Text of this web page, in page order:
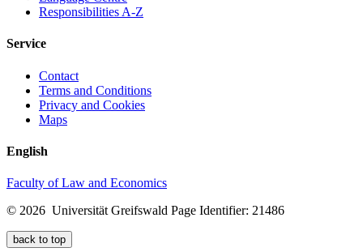
Responsibilities A-Z
Service
Contact
Terms and Conditions
Privacy and Cookies
Maps
English
Faculty of Law and Economics
© 2026 Universität Greifswald Page Identifier: 21486
back to top